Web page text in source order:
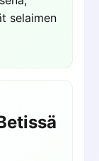
selaimen